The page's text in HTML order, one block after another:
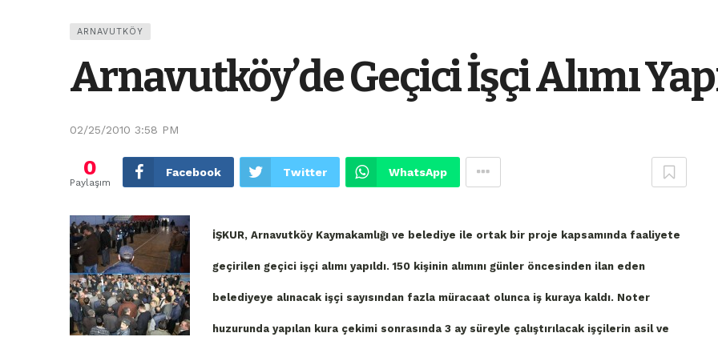
ARNAVUTKÖY
Arnavutköy’de Geçici İşçi Alımı
02/25/2010 3:58 PM
0
Paylaşım
Facebook Twitter WhatsApp
İŞKUR, Arnavutköy Kaymakamlığı ve belediye ile ortak bir proje kapsamında faaliyete
geçirilen geçici işçi alımı yapıldı. 150 kişinin alımını günler öncesinden ilan eden
belediyeye alınacak işçi sayısından fazla müracaat olunca iş kuraya kaldı. Noter
huzurunda yapılan kura çekimi sonrasında 3 ay süreyle çalıştırılacak işçilerin asil ve